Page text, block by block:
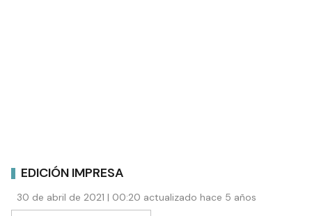
EDICIÓN IMPRESA
30 de abril de 2021 | 00:20 actualizado hace 5 años